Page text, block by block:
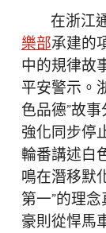
在浙江
樂部承建的
中的規律故
平安警示。
色品德”故
強化同步停
輪番講述白
鳴在潛移默
第一”的理
豪則從悍馬